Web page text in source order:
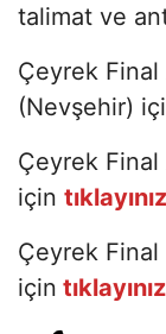
talimat ve
Çeyrek Final
(Nevşehir)
Çeyrek Final
için tıklayınız
Çeyrek Final
için tıklayınız